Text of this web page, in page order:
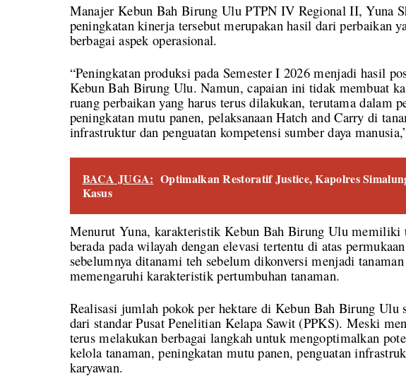
Manajer Kebun Bah Birung Ulu PTPN IV Regional II, Yuna
peningkatan kinerja tersebut merupakan hasil dari perbaikan
berbagai aspek operasional.
“Peningkatan produksi pada Semester I 2026 menjadi hasil
Kebun Bah Birung Ulu. Namun, capaian ini tidak membuat
ruang perbaikan yang harus terus dilakukan, terutama dalam
peningkatan mutu panen, pelaksanaan Hatch and Carry di
infrastruktur dan penguatan kompetensi sumber daya
BACA JUGA: Optimalkan Restoratif Justice, Kapolres
Kasus
Menurut Yuna, karakteristik Kebun Bah Birung Ulu memiliki
berada pada wilayah dengan elevasi tertentu di atas
sebelumnya ditanami teh sebelum dikonversi menjadi
memengaruhi karakteristik pertumbuhan tanaman.
Realisasi jumlah pokok per hektare di Kebun Bah Birung Ulu
dari standar Pusat Penelitian Kelapa Sawit (PPKS). Meski
terus melakukan berbagai langkah untuk mengoptimalkan
kelola tanaman, peningkatan mutu panen, penguatan
karyawan.